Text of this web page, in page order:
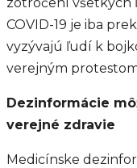
COVID-19 je iba
vyzývajú ľudí k
verejným
Dezinformácie
verejné zdravie
Medicínske